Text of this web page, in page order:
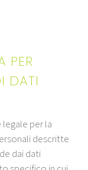
PER
DATI
legale per la
descritte
dai dati